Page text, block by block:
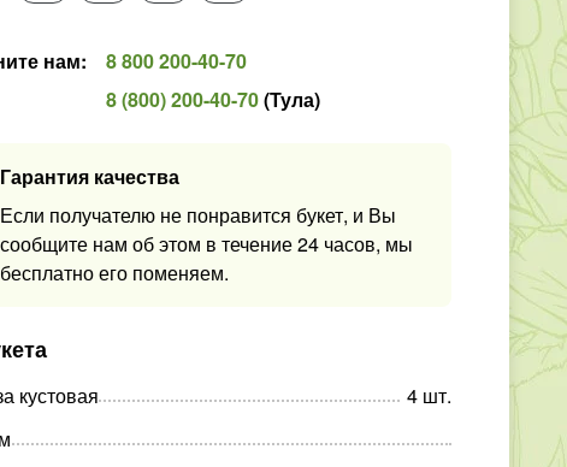
нам:
8 800 200-40-70
8 (800) 200-40-70(Тула)
Гарантия качества
Если получателю не понравится букет, и Вы
сообщите нам об этом в течение 24 часов, мы
бесплатно его поменяем.
кустовая 4 шт.